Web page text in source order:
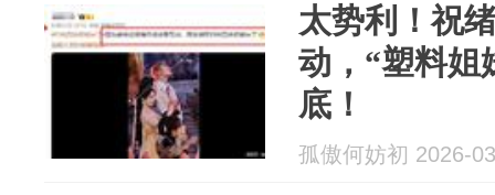
太势利！祝
动，“塑料姐
底！
孤傲何妨初 2026-